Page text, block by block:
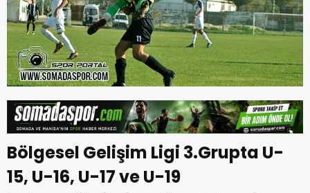
Bölgesel Gelişim Ligi 3.Grupta U-
15, U-16, U-17 ve U-19